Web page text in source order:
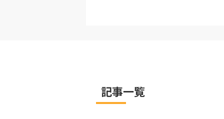
記事一覧